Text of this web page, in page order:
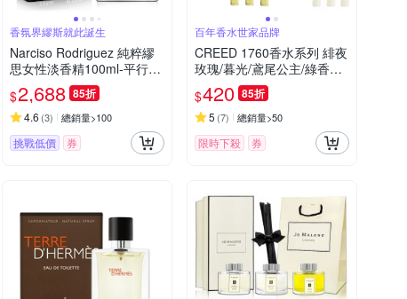
香氛界繆斯就此誕生
Narciso Rodriguez 純粹繆
思女性淡香精100ml-平行輸
入
$2,688 85折
4.6 (3) 總銷量>100
挑戰低價 券
百年香水世家品牌
CREED 1760香水系列 緋夜
玫瑰/暮光/鳶尾公主/綠香岩
蘭 淡香精 1.7ml 針管 (同款
3入組) 多款任選
$420 85折
5 (7) 總銷量>50
限時下殺 券